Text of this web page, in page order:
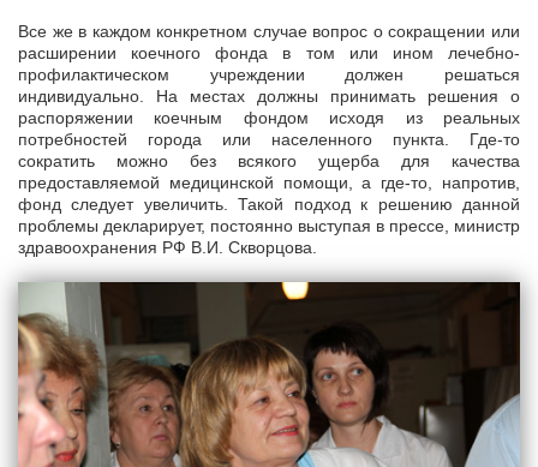
Все же в каждом конкретном случае вопрос о сокращении или
расширении коечного фонда в том или ином лечебно-
профилактическом учреждении должен решаться
индивидуально. На местах должны принимать решения о
распоряжении коечным фондом исходя из реальных
потребностей города или населенного пункта. Где-то
сократить можно без всякого ущерба для качества
предоставляемой медицинской помощи, а где-то, напротив,
фонд следует увеличить. Такой подход к решению данной
проблемы декларирует, постоянно выступая в прессе, министр
здравоохранения РФ В.И. Скворцова.